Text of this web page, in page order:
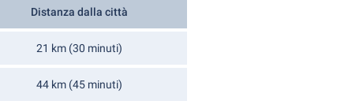
Distanza dalla città
21 km (30 minuti)
44 km (45 minuti)